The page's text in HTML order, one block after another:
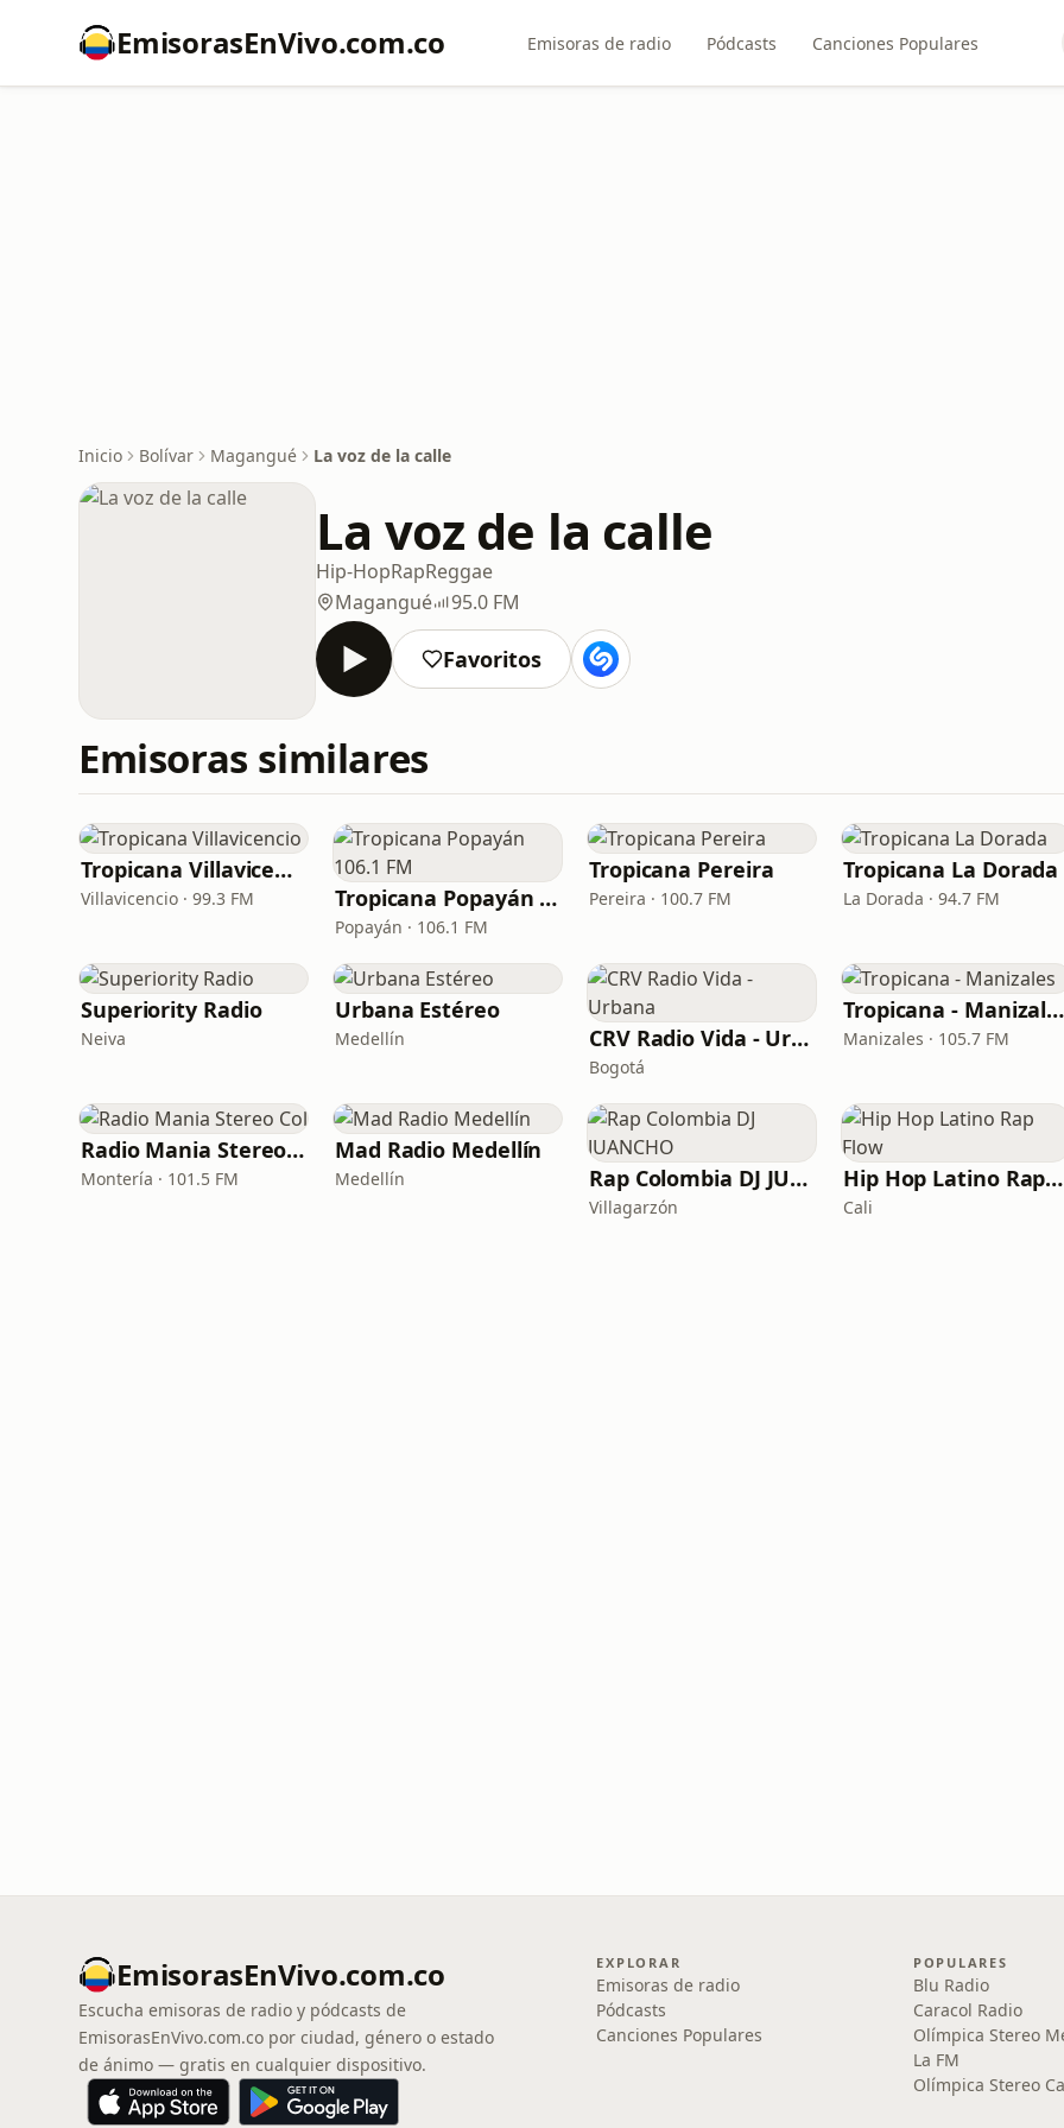
EmisorasEnVivo.com.co Emisoras de radio Pódcasts Canciones Populares
Inicio Bolívar Magangué La voz de la calle
La voz de la calle
Hip-HopRapReggae
Magangué
95.0 FM
Favoritos
Emisoras similares
Tropicana Villavicencio
Villavicencio · 99.3 FM Tropicana Popayán 106.1 FM
Popayán · 106.1 FM
Tropicana Pereira
Pereira · 100.7 FM
Tropicana La Dorada
La Dorada · 94.7 FM
Superiority Radio
Neiva
Urbana Estéreo
Medellín CRV Radio Vida - Urbana
Bogotá
Tropicana - Manizales
Manizales · 105.7 FM
Radio Mania Stereo Col
Montería · 101.5 FM
Mad Radio Medellín
Medellín Rap Colombia DJ JUANCHO
Villagarzón
Hip Hop Latino Rap Flow
Cali
EmisorasEnVivo.com.co
Escucha emisoras de radio y pódcasts de
EmisorasEnVivo.com.co por ciudad, género o estado
de ánimo — gratis en cualquier dispositivo.
EXPLORAR
Emisoras de radio
Pódcasts
Canciones Populares
POPULARES
Blu Radio
Caracol Radio
Olímpica Stereo
La FM
Olímpica Stereo